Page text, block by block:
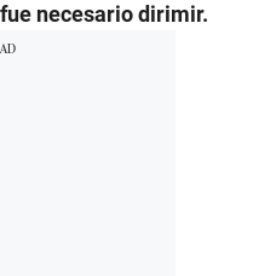
necesario dirimir.